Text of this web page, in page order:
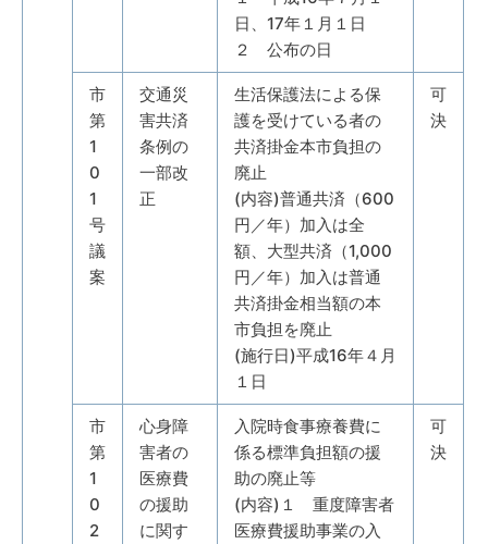
日、17年１月１日
２ 公布の日
市
第
1
0
1
号
議
案
交通災
害共済
条例の
一部改
正
生活保護法による保
護を受けている者の
共済掛金本市負担の
廃止
(内容)普通共済（600
円／年）加入は全
額、大型共済（1,000
円／年）加入は普通
共済掛金相当額の本
市負担を廃止
(施行日)平成16年４月
１日
可
決
市
第
1
0
2
心身障
害者の
医療費
の援助
に関す
入院時食事療養費に
係る標準負担額の援
助の廃止等
(内容)１ 重度障害者
医療費援助事業の入
可
決